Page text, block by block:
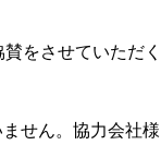
をさせていただく
せん。協力会社様